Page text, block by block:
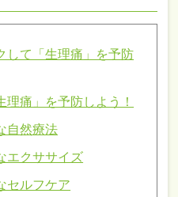
して「生理痛」を予防
痛」を予防しよう！
自然療法
エクササイズ
セルフケア